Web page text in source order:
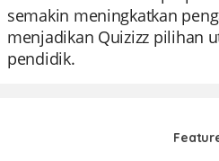
semakin meningkatkan
menjadikan Quizizz pilihan
pendidik.